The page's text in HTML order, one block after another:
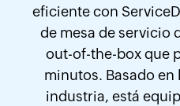
eficiente con
de mesa de servicio
out-of-the-box que
minutos. Basado en
industria, está